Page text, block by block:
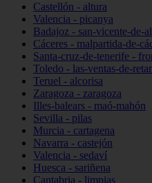
Castellón - altura
Valencia - picanya
Badajoz - san-vicente-de-
Cáceres - malpartida-de-
Santa-cruz-de-tenerife -
Toledo - las-ventas-de-
Teruel - alcorisa
Zaragoza - zaragoza
Illes-balears - maó-mahón
Sevilla - pilas
Murcia - cartagena
Navarra - castejón
Valencia - sedaví
Huesca - sariñena
Cantabria - limpias